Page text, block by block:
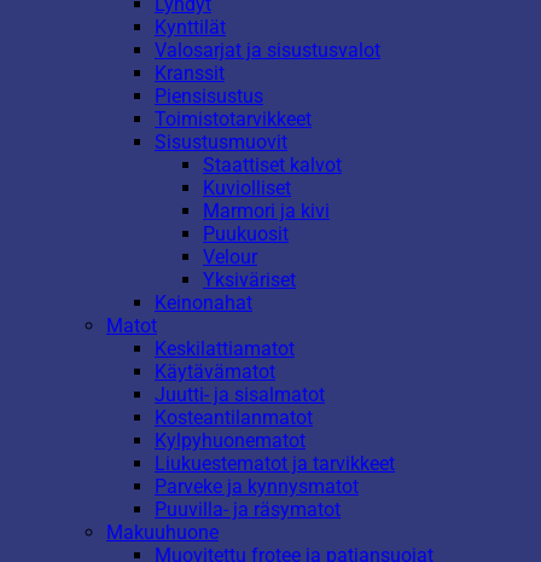
Lyhdyt
Kynttilät
Valosarjat ja sisustusvalot
Kranssit
Piensisustus
Toimistotarvikkeet
Sisustusmuovit
Staattiset kalvot
Kuviolliset
Marmori ja kivi
Puukuosit
Velour
Yksiväriset
Keinonahat
Matot
Keskilattiamatot
Käytävämatot
Juutti- ja sisalmatot
Kosteantilanmatot
Kylpyhuonematot
Liukuestematot ja tarvikkeet
Parveke ja kynnysmatot
Puuvilla- ja räsymatot
Makuuhuone
Muovitettu frotee ja patjansuojat